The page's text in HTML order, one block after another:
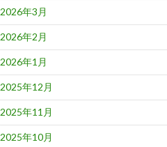
2026年3月
2026年2月
2026年1月
2025年12月
2025年11月
2025年10月